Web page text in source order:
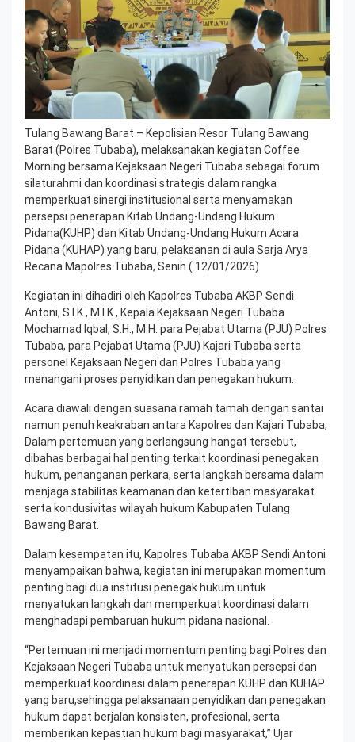
Tulang Bawang Barat – Kepolisian Resor Tulang Bawang
Barat (Polres Tubaba), melaksanakan kegiatan Coffee
Morning bersama Kejaksaan Negeri Tubaba sebagai forum
silaturahmi dan koordinasi strategis dalam rangka
memperkuat sinergi institusional serta menyamakan
persepsi penerapan Kitab Undang-Undang Hukum
Pidana(KUHP) dan Kitab Undang-Undang Hukum Acara
Pidana (KUHAP) yang baru, pelaksanan di aula Sarja Arya
Recana Mapolres Tubaba, Senin ( 12/01/2026)
Kegiatan ini dihadiri oleh Kapolres Tubaba AKBP Sendi
Antoni, S.I.K., M.I.K., Kepala Kejaksaan Negeri Tubaba
Mochamad Iqbal, S.H., M.H. para Pejabat Utama (PJU) Polres
Tubaba, para Pejabat Utama (PJU) Kajari Tubaba serta
personel Kejaksaan Negeri dan Polres Tubaba yang
menangani proses penyidikan dan penegakan hukum.
Acara diawali dengan suasana ramah tamah dengan santai
namun penuh keakraban antara Kapolres dan Kajari Tubaba,
Dalam pertemuan yang berlangsung hangat tersebut,
dibahas berbagai hal penting terkait koordinasi penegakan
hukum, penanganan perkara, serta langkah bersama dalam
menjaga stabilitas keamanan dan ketertiban masyarakat
serta kondusivitas wilayah hukum Kabupaten Tulang
Bawang Barat.
Dalam kesempatan itu, Kapolres Tubaba AKBP Sendi Antoni
menyampaikan bahwa, kegiatan ini merupakan momentum
penting bagi dua institusi penegak hukum untuk
menyatukan langkah dan memperkuat koordinasi dalam
menghadapi pembaruan hukum pidana nasional.
“Pertemuan ini menjadi momentum penting bagi Polres dan
Kejaksaan Negeri Tubaba untuk menyatukan persepsi dan
memperkuat koordinasi dalam penerapan KUHP dan KUHAP
yang baru,sehingga pelaksanaan penyidikan dan penegakan
hukum dapat berjalan konsisten, profesional, serta
memberikan kepastian hukum bagi masyarakat,” Ujar